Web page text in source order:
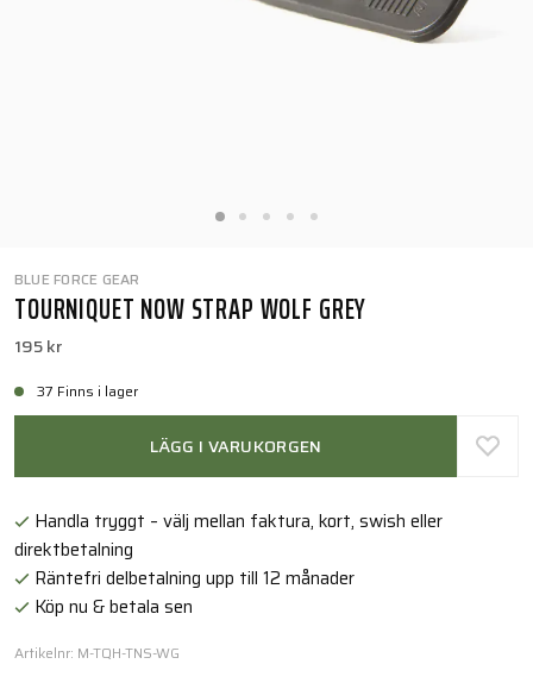
BLUE FORCE GEAR
TOURNIQUET NOW STRAP WOLF GREY
195 kr
37 Finns i lager
LÄGG I VARUKORGEN
Handla tryggt – välj mellan faktura, kort, swish eller
direktbetalning
Räntefri delbetalning upp till 12 månader
Köp nu & betala sen
Artikelnr: M-TQH-TNS-WG